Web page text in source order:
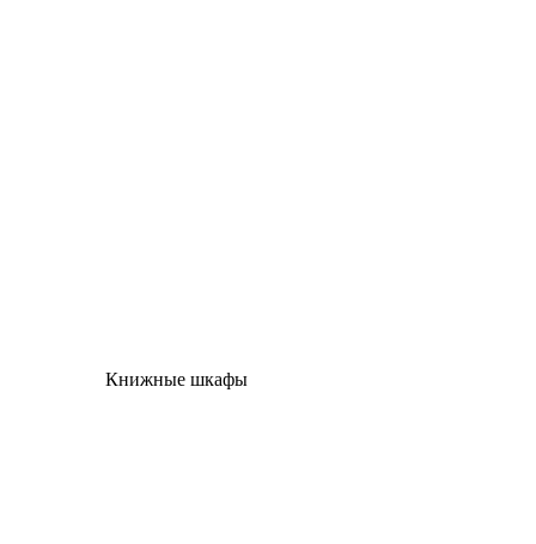
Книжные шкафы